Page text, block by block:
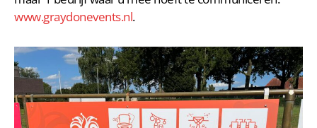
www.graydonevents.nl.